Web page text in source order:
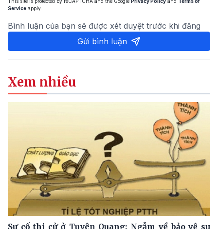
Service apply.
Bình luận của bạn sẽ được xét duyệt trước khi đăng
Gửi bình luận
Xem nhiều
Sự cố thi cử ở Tuyên Quang: Ngẫm về bảo vệ sự